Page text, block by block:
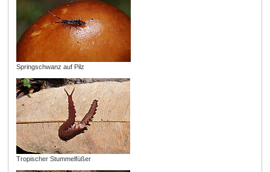
Springschwanz auf Pilz
Tropischer Stummelfüßer